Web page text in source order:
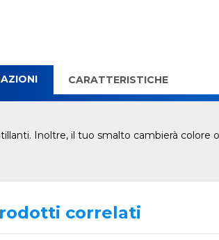
CARATTERISTICHE
Inoltre, il tuo smalto cambierà
correlati